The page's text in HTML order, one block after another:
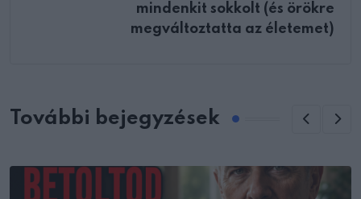
mindenkit sokkolt (és örökre
megváltoztatta az életemet)
További bejegyzések